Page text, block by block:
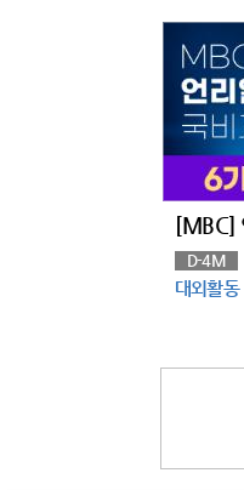
D-4M
대외활동